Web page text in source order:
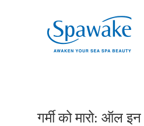
गर्मी को मारो: ऑल